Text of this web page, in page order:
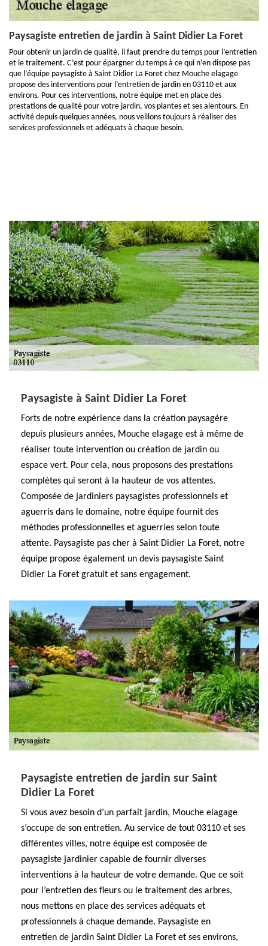
Paysagiste entretien de jardin à Saint Didier La Foret
Pour obtenir un jardin de qualité, il faut prendre du temps pour l’entretien
et le traitement. C’est pour épargner du temps à ce qui n’en dispose pas
que l’équipe paysagiste à Saint Didier La Foret chez Mouche elagage
propose des interventions pour l’entretien de jardin en 03110 et aux
environs. Pour ces interventions, notre équipe met en place des
prestations de qualité pour votre jardin, vos plantes et ses alentours. En
activité depuis quelques années, nous veillons toujours à réaliser des
services professionnels et adéquats à chaque besoin.
Paysagiste à Saint Didier La Foret
Forts de notre expérience dans la création paysagère
depuis plusieurs années, Mouche elagage est à même de
réaliser toute intervention ou création de jardin ou
espace vert. Pour cela, nous proposons des prestations
complètes qui seront à la hauteur de vos attentes.
Composée de jardiniers paysagistes professionnels et
aguerris dans le domaine, notre équipe fournit des
méthodes professionnelles et aguerries selon toute
attente. Paysagiste pas cher à Saint Didier La Foret, notre
équipe propose également un devis paysagiste Saint
Didier La Foret gratuit et sans engagement.
Paysagiste entretien de jardin sur Saint
Didier La Foret
Si vous avez besoin d’un parfait jardin, Mouche elagage
s’occupe de son entretien. Au service de tout 03110 et ses
différentes villes, notre équipe est composée de
paysagiste jardinier capable de fournir diverses
interventions à la hauteur de votre demande. Que ce soit
pour l’entretien des fleurs ou le traitement des arbres,
nous mettons en place des services adéquats et
professionnels à chaque demande. Paysagiste en
entretien de jardin Saint Didier La Foret et ses environs,